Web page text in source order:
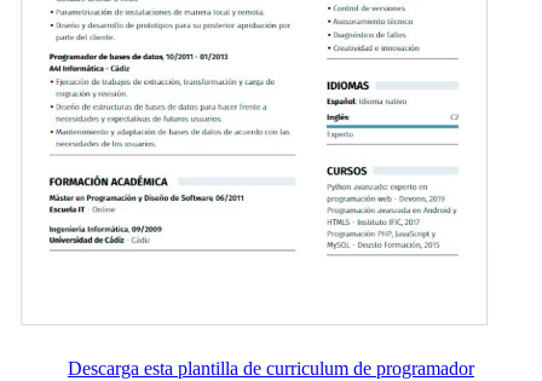
Descarga esta plantilla de curriculum de programador